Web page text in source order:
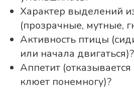
Характер выделений
(прозрачные, мутные,
Активность птицы
или начала двигаться)?
Аппетит
клюет понемногу)?